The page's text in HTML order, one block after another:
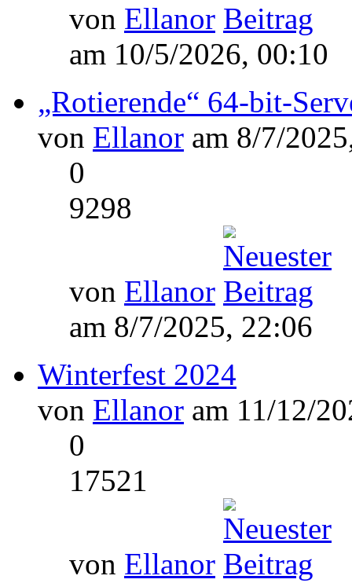
von Ellanor
am 10/5/2026, 00:10
„Rotierende“ 64-bit-
von Ellanor am 8/7/
0
9298
von Ellanor
am 8/7/2025, 22:06
Winterfest 2024
von Ellanor am 11/12/
0
17521
von Ellanor